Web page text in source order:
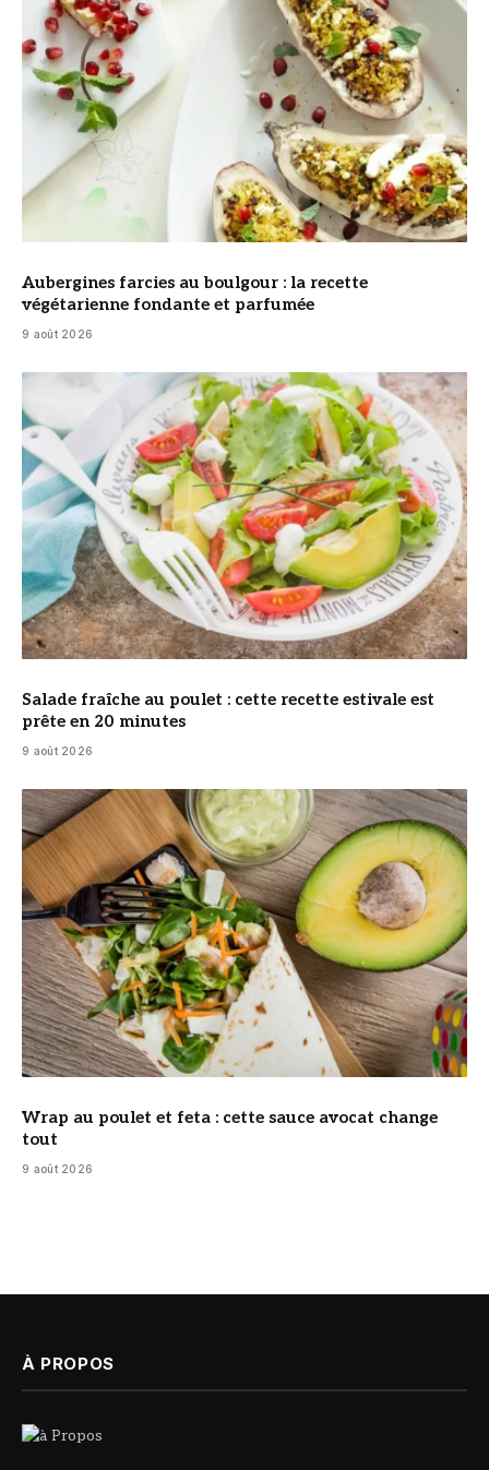
Aubergines farcies au boulgour : la recette
végétarienne fondante et parfumée
9 août 2026
© DR
Salade fraîche au poulet : cette recette estivale est
prête en 20 minutes
9 août 2026
© DR
Wrap au poulet et feta : cette sauce avocat change
tout
9 août 2026
À PROPOS